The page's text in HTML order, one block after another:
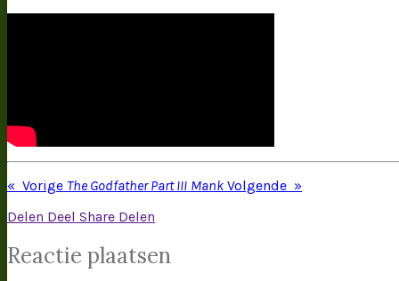
« Vorige The Godfather Part III Mank Volgende »
Delen Deel Share Delen
Reactie plaatsen